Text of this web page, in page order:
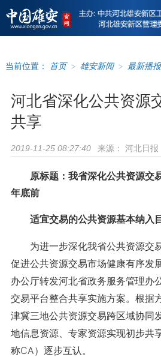
当前位置： 首页 > 雄安新闻 > 最新播报
河北省深化公共资源
共享
2019-11-25 08:27:40 来源： 河北日报
原标题：我省深化公共资源交
年底前
适宜交易的公共资源基本纳入
为进一步深化我省公共资源交易
促进公共资源交易市场健康有序发
办公厅转发河北省政务服务管理办
交易平台整合共享实施方案。根据
津冀三地公共资源交易跨区域协同
地信息资源、专家资源实现初步共
称CA）逐步互认。